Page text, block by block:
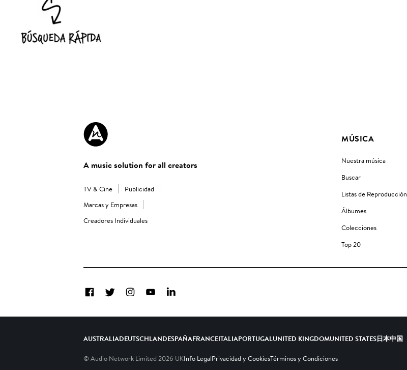
A music solution for all creators
TV & Cine
Publicidad
Marcas y Empresas
Creadores Individuales
MÚSICA
Nuestra música
Buscar
Listas de Reproducción
Álbumes
Colecciones
Top 20
FacebookTwitterInstagramYouTubeLinkedIn
AUSTRALIADEUTSCHLANDESPAÑAFRANCEITALIAPORTUGAL UNITED KINGDOMUNITED STATES日本中国
© Audio Network Limited 2026 UKInfo LegalPrivacidad y CookiesTérminos y Condiciones